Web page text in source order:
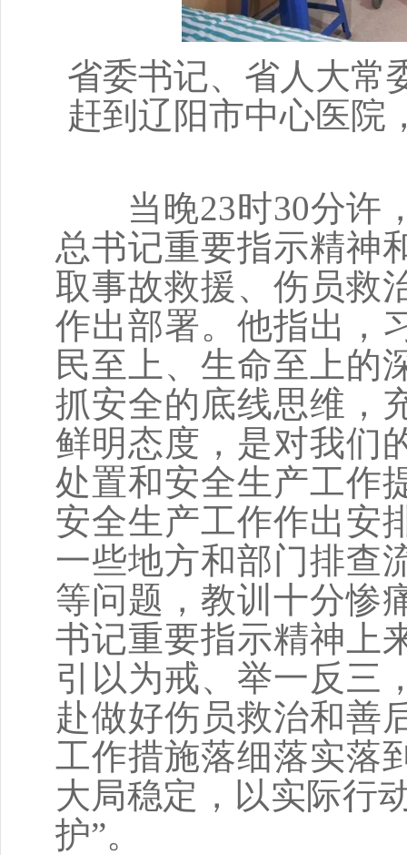
省委书记、省人大常
赶到辽阳市中心医院
当晚23时30分许，
总书记重要指示精神
取事故救援、伤员救
作出部署。他指出，
民至上、生命至上的
抓安全的底线思维，
鲜明态度，是对我们
处置和安全生产工作
安全生产工作作出安
一些地方和部门排查
等问题，教训十分惨
书记重要指示精神上
引以为戒、举一反三
赴做好伤员救治和善
工作措施落细落实落
大局稳定，以实际行
护”。